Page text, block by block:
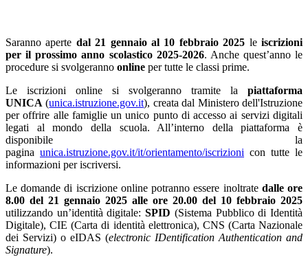
Saranno aperte dal 21 gennaio al 10 febbraio 2025 le iscrizioni
per il prossimo anno scolastico 2025-2026. Anche quest’anno le
procedure si svolgeranno online per tutte le classi prime.
Le iscrizioni online si svolgeranno tramite la
piattaforma
UNICA (unica.istruzione.gov.it), creata dal Ministero dell'Istruzione
per offrire alle famiglie un unico punto di accesso ai servizi digitali
legati al mondo della scuola. All’interno della piattaforma è
disponibile la
pagina unica.istruzione.gov.it/it/orientamento/iscrizioni con tutte le
informazioni per iscriversi.
Le domande di iscrizione online potranno essere inoltrate dalle ore
8.00 del 21 gennaio 2025 alle ore 20.00 del 10 febbraio 2025
utilizzando un’identità digitale:SPID (Sistema Pubblico di Identità
Digitale), CIE (Carta di identità elettronica), CNS (Carta Nazionale
dei Servizi) o eIDAS (electronic IDentification Authentication and
Signature).